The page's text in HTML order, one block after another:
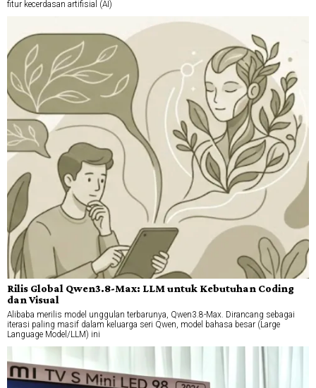
fitur kecerdasan artifisial (AI)
Rilis Global Qwen3.8-Max: LLM untuk Kebutuhan Coding
dan Visual
Alibaba merilis model unggulan terbarunya, Qwen3.8-Max. Dirancang sebagai
iterasi paling masif dalam keluarga seri Qwen, model bahasa besar (Large
Language Model/LLM) ini